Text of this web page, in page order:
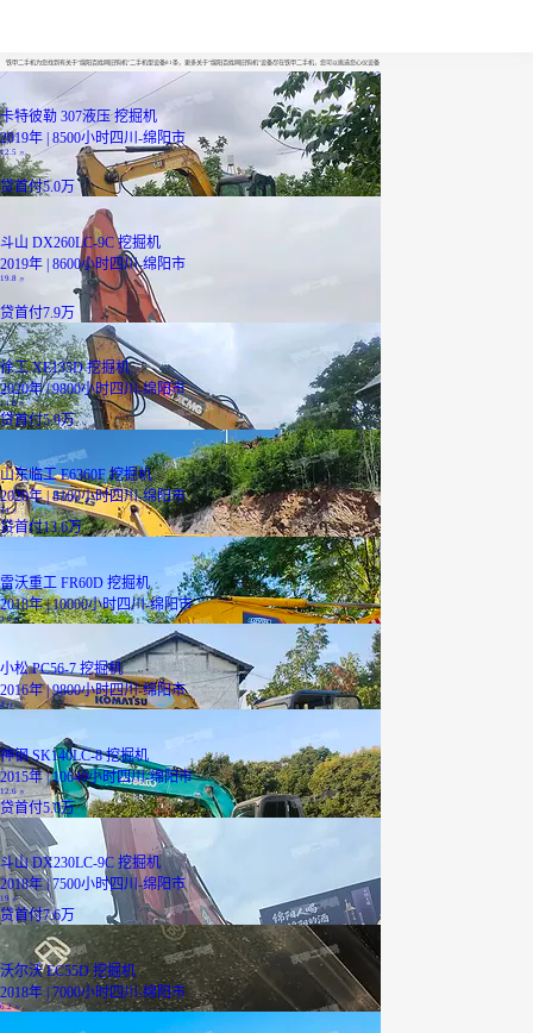
铁甲二手机为您找到有关于“绵阳百姓网旧钩机”二手机型设备81条，更多关于“绵阳百姓网旧钩机”设备尽在铁甲二手机，您可以挑选您心仪设备
卡特彼勒 307液压 挖掘机
2019年 | 8500小时四川-绵阳市
12.5 万
贷首付5.0万
斗山 DX260LC-9C 挖掘机
2019年 | 8600小时四川-绵阳市
19.8
贷首付7.9万
徐工 XE135D 挖掘机
2020年 | 9800小时四川-绵阳市
14.8万
贷首付5.9万
山东临工 E6360F 挖掘机
2020年 | 8100小时四川-绵阳市
34万
贷首付13.6万
雷沃重工 FR60D 挖掘机
2018年 | 10000小时四川-绵阳市
3.6万
小松 PC56-7 挖掘机
2016年 | 9800小时四川-绵阳市
4万
神钢 SK140LC-8 挖掘机
2015年 | 10640小时四川-绵阳市
12.6 万
贷首付5.0万
斗山 DX230LC-9C 挖掘机
2018年 | 7500小时四川-绵阳市
19 万
贷首付7.6万
沃尔沃 EC55D 挖掘机
2018年 | 7000小时四川-绵阳市
6.2万